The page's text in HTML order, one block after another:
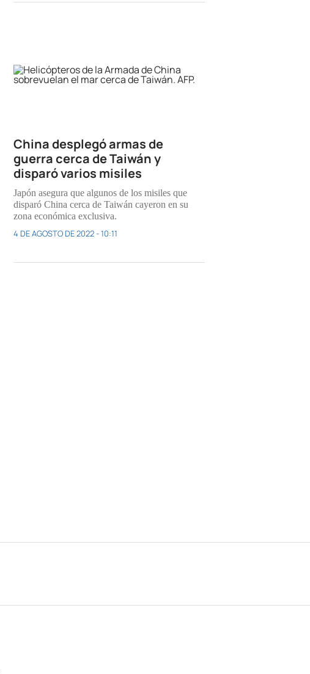
China desplegó armas de
guerra cerca de Taiwán y
disparó varios misiles
Japón asegura que algunos de los misiles que
disparó China cerca de Taiwán cayeron en su
zona económica exclusiva.
4 DE AGOSTO DE 2022 - 10:11